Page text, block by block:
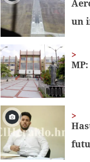
secondsVolume
0%
un